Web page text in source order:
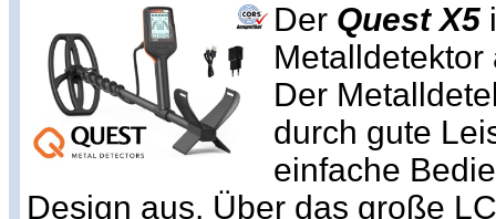
Der Quest X5
Der
durch gute
einfache
Design aus. Über das große